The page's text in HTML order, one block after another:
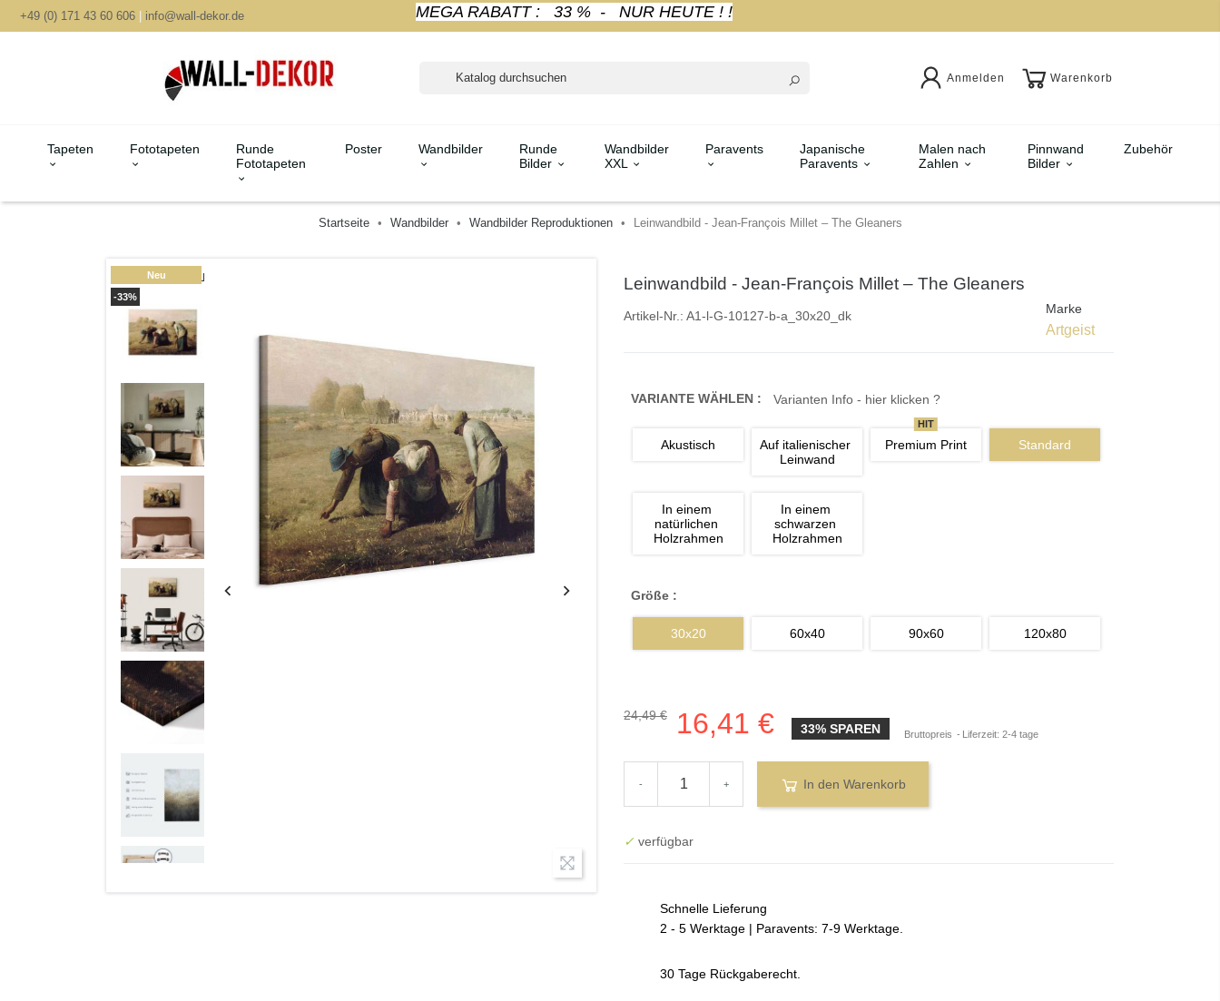
+49 (0) 171 43 60 606 | info@wall-dekor.de MEGA RABATT : 33 % - NUR HEUTE ! !
Anmelden Warenkorb
Tapeten Fototapeten
Runde
Fototapeten
Poster Wandbilder
Runde
Bilder
Wandbilder
XXL
Paravents
Japanische
Paravents
Malen nach
Zahlen
Pinnwand
Bilder
Zubehör
Startseite Wandbilder Wandbilder Reproduktionen Leinwandbild - Jean-François Millet – The Gleaners
-33%
Neu Leinwandbild - Jean-François Millet – The Gleaners
Artikel-Nr.: A1-l-G-10127-b-a_30x20_dk Marke
Artgeist
VARIANTE WÄHLEN : Varianten Info - hier klicken ?
Akustisch
Auf italienischer
Leinwand
Premium Print
HIT
Standard
In einem
natürlichen
Holzrahmen
In einem
schwarzen
Holzrahmen
Größe :
30x20 60x40 90x60 120x80
24,49 € 16,41 € 33% SPAREN Bruttopreis Liferzeit: 2-4 tage
- + In den Warenkorb
✓ verfügbar
Schnelle Lieferung
2 - 5 Werktage | Paravents: 7-9 Werktage.
30 Tage Rückgaberecht.